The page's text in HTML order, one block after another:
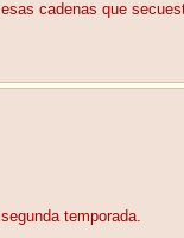
cadenas que
temporada.